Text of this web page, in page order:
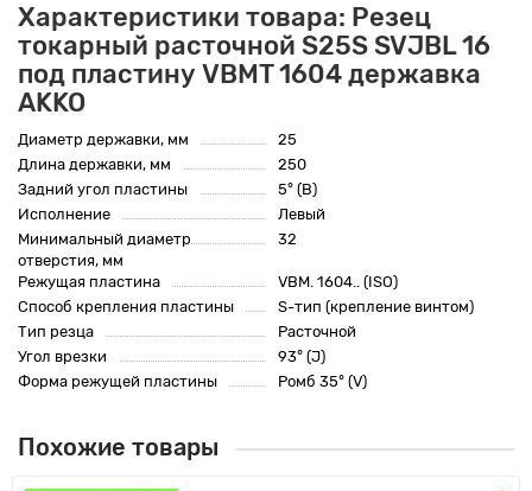
Характеристики товара: Резец
токарный расточной S25S SVJBL 16
под пластину VBMT 1604 державка
AKKO
Диаметр державки, мм
25
Длина державки, мм
250
Задний угол пластины
5° (B)
Исполнение
Левый
Минимальный диаметр
отверстия, мм
32
Режущая пластина
VBM. 1604.. (ISO)
Способ крепления пластины
S-тип (крепление винтом)
Тип резца
Расточной
Угол врезки
93° (J)
Форма режущей пластины
Ромб 35° (V)
Похожие товары